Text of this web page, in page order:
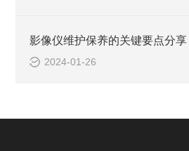
影像仪维护保养的关键要点分享
2024-01-26